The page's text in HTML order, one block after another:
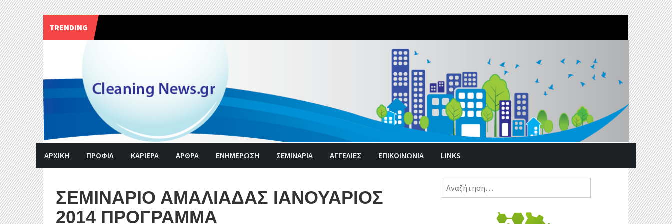
TRENDING
Skip
to
content
ΑΡΧΙΚΗ ΠΡΟΦΙΛ ΚΑΡΙΕΡΑ ΑΡΘΡΑ ΕΝΗΜΈΡΩΣΗ ΣΕΜΙΝΑΡΙΑ ΑΓΓΕΛΊΕΣ ΕΠΙΚΟΙΝΩΝΙΑ LINKS
ΣΕΜΙΝΑΡΙΟ ΑΜΑΛΙΑΔΑΣ ΙΑΝΟΥΑΡΙΟΣ
2014 ΠΡΟΓΡΑΜΜΑ
Αναζήτηση
για: